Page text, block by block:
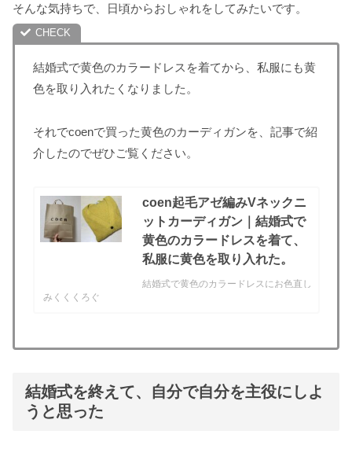
そんな気持ちで、日頃からおしゃれをしてみたいです。
結婚式で黄色のカラードレスを着てから、私服にも黄
色を取り入れたくなりました。
それでcoenで買った黄色のカーディガンを、記事で紹
介したのでぜひご覧ください。
coen起毛アゼ編みVネックニ
ットカーディガン｜結婚式で
黄色のカラードレスを着て、
私服に黄色を取り入れた。
結婚式で黄色のカラードレスにお色直し
みくくくろぐ
結婚式を終えて、自分で自分を主役にしよ
うと思った